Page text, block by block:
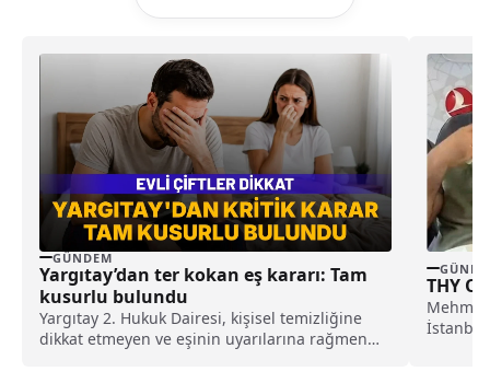
GÜNDEM
Yargıtay’dan ter kokan eş kararı: Tam
kusurlu bulundu
Yargıtay 2. Hukuk Dairesi, kişisel temizliğine
dikkat etmeyen ve eşinin uyarılarına rağmen
THY O